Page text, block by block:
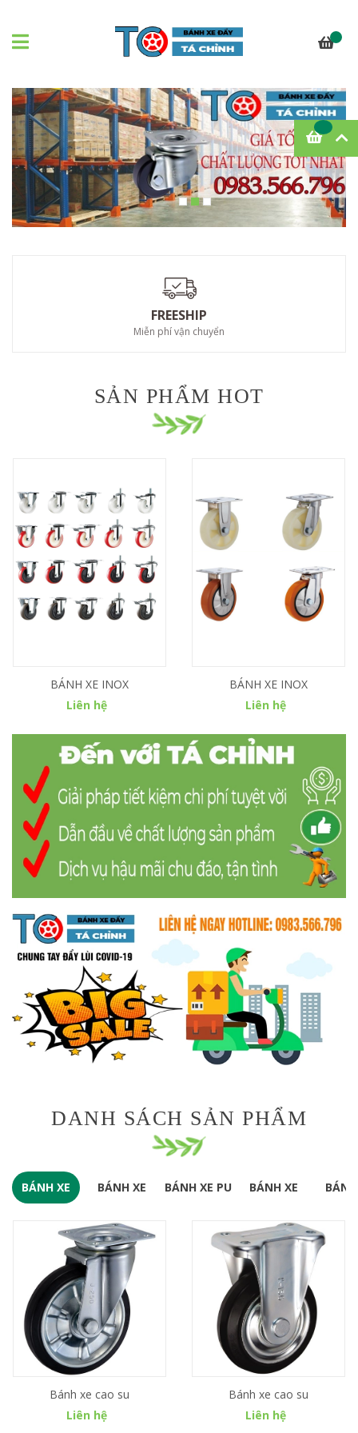
FREESHIP
Miễn phí vận chuyển
SẢN PHẨM HOT
BÁNH XE INOX
Liên hệ
BÁNH XE INOX
Liên hệ
DANH SÁCH SẢN PHẨM
BÁNH XE BÁNH XE
INOX
BÁNH XE PU BÁNH XE
CÁC LOẠI
KHÁC
Bánh xe cao su
Liên hệ
Bánh xe cao su
Liên hệ